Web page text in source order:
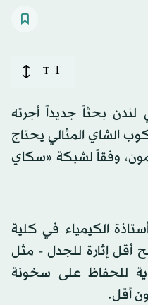
T
T
لندن بحثاً جديداً أجرته
الشاي المثالي يحتاج
وفقاً لشبكة «سكاي
الكيمياء في كلية
أقل إثارة للجدل - مثل
للحفاظ على سخونة
أقل.